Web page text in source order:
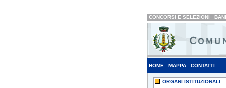
CONCORSI E SELEZIONI
HOME MAPPA CONTATTI
ORGANI ISTITUZIONALI